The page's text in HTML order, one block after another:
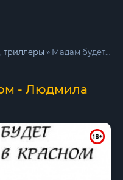
триллеры » Мадам будет в красном - Людмила Мартова
- Людмила